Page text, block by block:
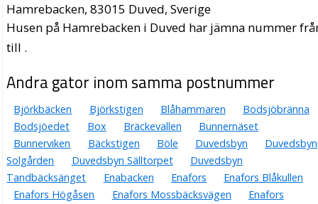
Hamrebacken, 83015 Duved, Sverige
Husen på Hamrebacken i Duved har jämna nummer
till .
Andra gator inom samma postnummer
Björkbäcken Björkstigen Blåhammaren
Bodsjöbränna
Bodsjöedet
Box Bräckevallen
Bunnernäset
Bunnerviken
Bäckstigen Böle Duvedsbyn
Duvedsbyn
Solgården
Duvedsbyn Sälltorpet
Duvedsbyn
Tandbäcksänget
Enabacken Enafors
Enafors Blåkullen
Enafors Högåsen
Enafors Mossbäcksvägen
Enafors